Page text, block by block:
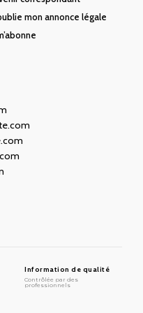
mon annonce légale
Information de qualité
Contrôlée par des
professionnels